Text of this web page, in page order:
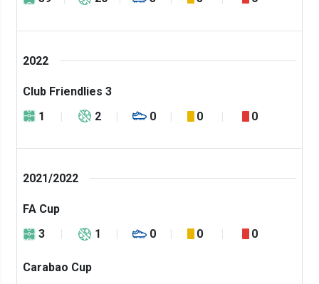
2022
Club Friendlies 3
1
2 0 0 0
2021/2022
FA Cup
3
1 0 0 0
Carabao Cup